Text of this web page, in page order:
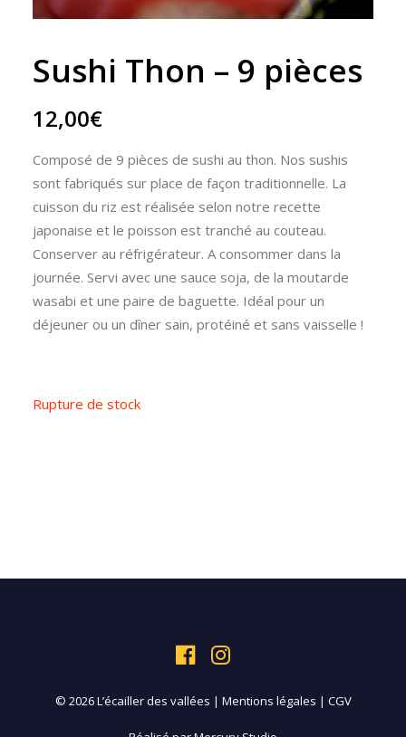
Sushi Thon – 9 pièces
12,00€
Composé de 9 pièces de sushi au thon. Nos sushis
sont fabriqués sur place de façon traditionnelle. La
cuisson du riz est réalisée selon notre recette
japonaise et le poisson est tranché au couteau.
Conserver au réfrigérateur. A consommer dans la
journée. Servi avec une sauce soja, de la moutarde
wasabi et une paire de baguette. Idéal pour un
déjeuner ou un dîner sain, protéiné et sans vaisselle !
Rupture de stock
© 2026 L’écailler des vallées | Mentions légales | CGV